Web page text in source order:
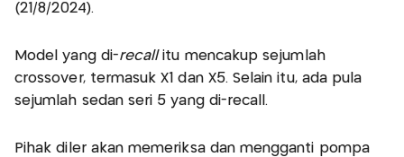
(21/8/2024).
Model yang di-recallitu mencakup sejumlah
crossover, termasuk X1 dan X5. Selain itu, ada pula
sejumlah sedan seri 5 yang di-recall.
Pihak diler akan memeriksa dan mengganti pompa